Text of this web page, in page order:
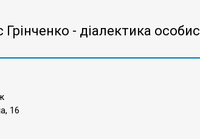
- діалектика
16